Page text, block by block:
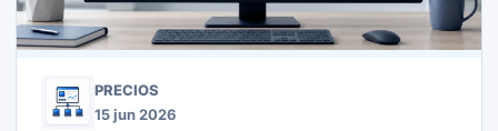
PRECIOS
15 jun 2026